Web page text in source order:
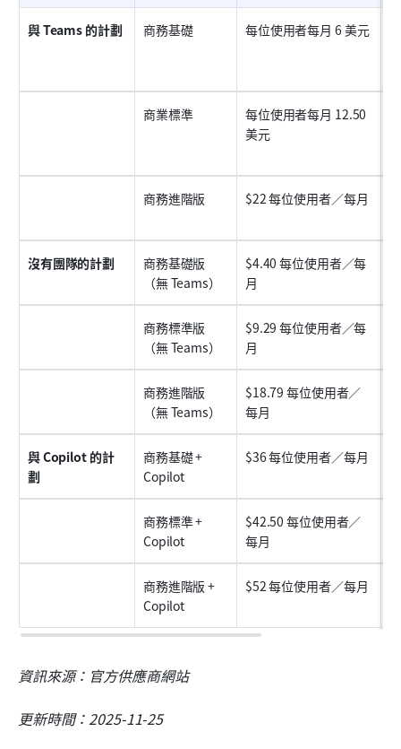
與 Teams 的計劃 商務基礎 每位使用者每月 6 美元
商業標準
每位使用者每月 12.50
美元
商務進階版 $22 每位使用者／每月
沒有團隊的計劃
商務基礎版
（無 Teams）
$4.40 每位使用者／每
月
商務標準版
（無 Teams）
$9.29 每位使用者／每
月
商務進階版
（無 Teams）
$18.79 每位使用者／
每月
與 Copilot 的計
劃
商務基礎 +
Copilot
$36 每位使用者／每月
商務標準 +
Copilot
$42.50 每位使用者／
每月
商務進階版 +
Copilot
$52 每位使用者／每月
資訊來源：官方供應商網站
更新時間：2025-11-25